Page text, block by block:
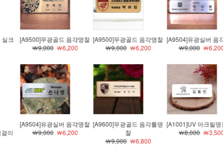
[A9500]무광골드 음각명찰
￦9,000￦6,200
[A9500]무광골드 음각명찰
￦9,000￦6,200
[A9504]유광실버 음각명찰
￦9,000￦6,200
[A9504]유광실버 음각명찰
￦9,000￦6,200
[A9600]무광골드 음각틀명
￦9,000￦6,800
[A1001]UV 아크릴명찰-02
￦8,000￦3,500